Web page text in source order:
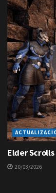
Elder
20/03/2026